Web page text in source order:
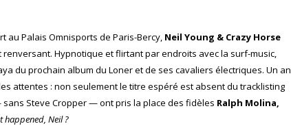
au Palais Omnisports de Paris-Bercy, Neil Young & Crazy Horse
Hypnotique et flirtant par endroits avec la surf-music,
du prochain album du Loner et de ses cavaliers électriques. Un an
attentes : non seulement le titre espéré est absent du tracklisting
Steve Cropper—ont pris la place des fidèles Ralph Molina,
happened, Neil ?